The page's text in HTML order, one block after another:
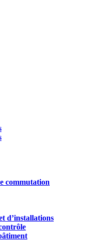
commutation
d’installations